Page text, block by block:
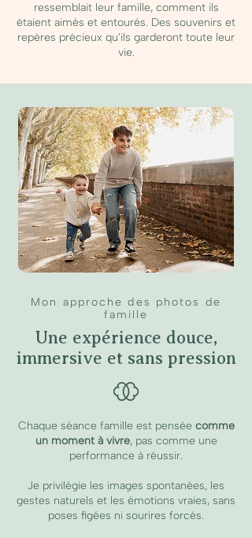
ressemblait leur famille, comment ils
étaient aimés et entourés. Des souvenirs et
repères précieux qu’ils garderont toute leur
vie.
Mon approche des photos de
famille
Une expérience douce,
immersive et sans pression
Chaque séance famille est pensée comme
un moment à vivre, pas comme une
performance à réussir.
Je privilégie les images spontanées, les
gestes naturels et les émotions vraies, sans
poses figées ni sourires forcés.